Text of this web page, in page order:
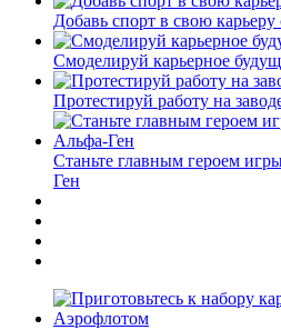
Добавь спорт в свою карьеру
Смоделируй карьерное
Протестируй работу на
Станьте главным героем
Ген